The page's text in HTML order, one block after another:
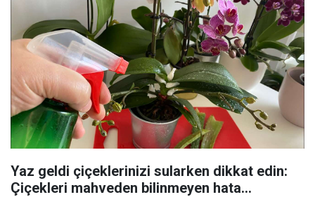
Yaz geldi çiçeklerinizi sularken dikkat edin:
Çiçekleri mahveden bilinmeyen hata...